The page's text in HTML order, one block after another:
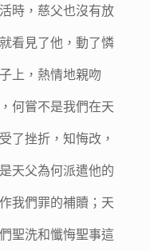
時，慈父也沒有放
看見了他，動了憐
上，熱情地親吻
何嘗不是我們在天
了挫折，知悔改，
天父為何派遣他的
我們罪的補贖；天
聖洗和懺悔聖事這